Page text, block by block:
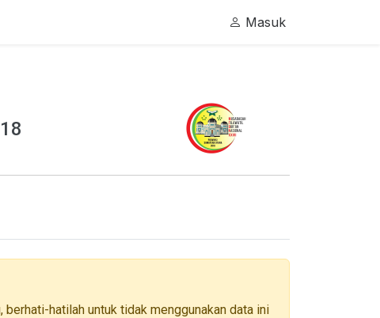
Masuk
hatilah untuk tidak menggunakan data ini